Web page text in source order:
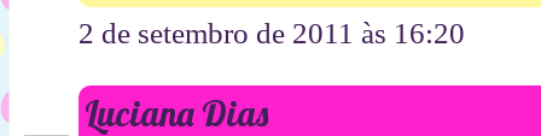
2 de setembro de 2011 às 16:20
Luciana Dias